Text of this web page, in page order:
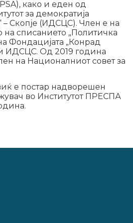
како и еден од
за демократија
– Скопје (ИДСЦС). Член е на
списанието „Политичка
Фондацијата „Конрад
ИДСЦС. Од 2019 година
на Националниот совет за
е постар надворешен
во Институтот ПРЕСПА